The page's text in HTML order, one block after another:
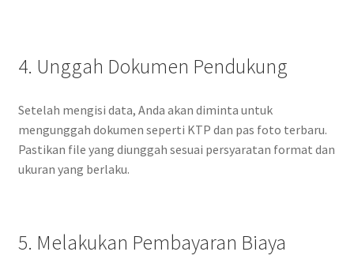
4. Unggah Dokumen Pendukung
Setelah mengisi data, Anda akan diminta untuk
mengunggah dokumen seperti KTP dan pas foto terbaru.
Pastikan file yang diunggah sesuai persyaratan format dan
ukuran yang berlaku.
5. Melakukan Pembayaran Biaya